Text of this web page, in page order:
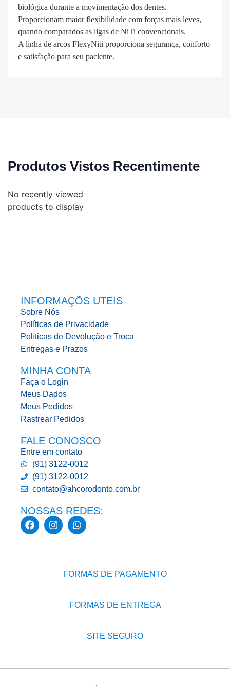
biológica durante a movimentação dos dentes.
Proporcionam maior flexibilidade com forças mais leves,
quando comparados as ligas de NiTi convencionais.
A linha de arcos FlexyNiti proporciona segurança, conforto
e satisfação para seu paciente.
Produtos Vistos Recentimente
No recently viewed
products to display
INFORMAÇÕS UTEIS
Sobre Nós
Políticas de Privacidade
Políticas de Devolução e Troca
Entregas e Prazos
MINHA CONTA
Faça o Login
Meus Dados
Meus Pedidos
Rastrear Pedidos
FALE CONOSCO
Entre em contato
(91) 3122-0012
(91) 3122-0012
contato@ahcorodonto.com.br
NOSSAS REDES:
FORMAS DE PAGAMENTO
FORMAS DE ENTREGA
SITE SEGURO